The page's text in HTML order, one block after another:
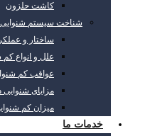
کاشت حلزون
شناخت سیستم شنوایی
ساختار و
علل و انواع کم
عواقب کم
مزایای
میزان کم
خدمات ما